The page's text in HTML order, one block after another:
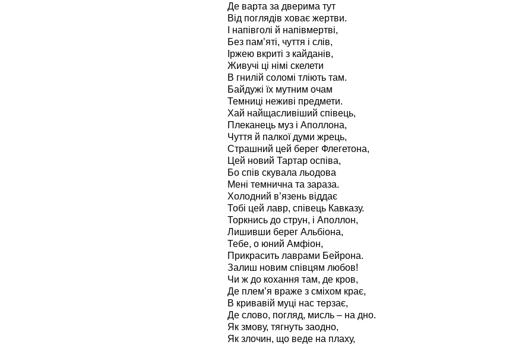
Де варта за дверима тут
Від поглядів ховає жертви.
І напівголі й напівмертві,
Без пам’яті, чуття і слів,
Іржею вкриті з кайданів,
Живучі ці німі скелети
В гнилій соломі тліють там.
Байдужі їх мутним очам
Темниці неживі предмети.
Хай найщасливіший співець,
Плеканець муз і Аполлона,
Чуття й палкої думи жрець,
Страшний цей берег Флегетона,
Цей новий Тартар оспіва,
Бо спів скувала льодова
Мені темнична та зараза.
Холодний в’язень віддає
Тобі цей лавр, співець Кавказу.
Торкнись до струн, і Аполлон,
Лишивши берег Альбіона,
Тебе, о юний Амфіон,
Прикрасить лаврами Бейрона.
Залиш новим співцям любов!
Чи ж до кохання там, де кров,
Де плем’я враже з сміхом крає,
В кривавій муці нас терзає,
Де слово, погляд, мисль – на дно.
Як змову, тягнуть заодно,
Як злочин, що веде на плаху,